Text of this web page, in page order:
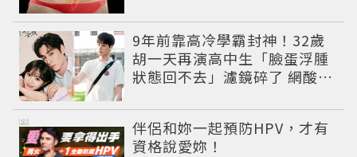
9年前靠高冷學霸封神！32歲
胡一天再演高中生「臉蛋浮腫
狀態回不去」濾鏡碎了 網酸：
伴侶和妳一起預防HPV，才有
資格說愛妳！
PR